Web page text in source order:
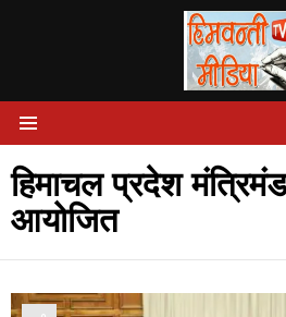
हिमाचल प्रदेश
आयोजित